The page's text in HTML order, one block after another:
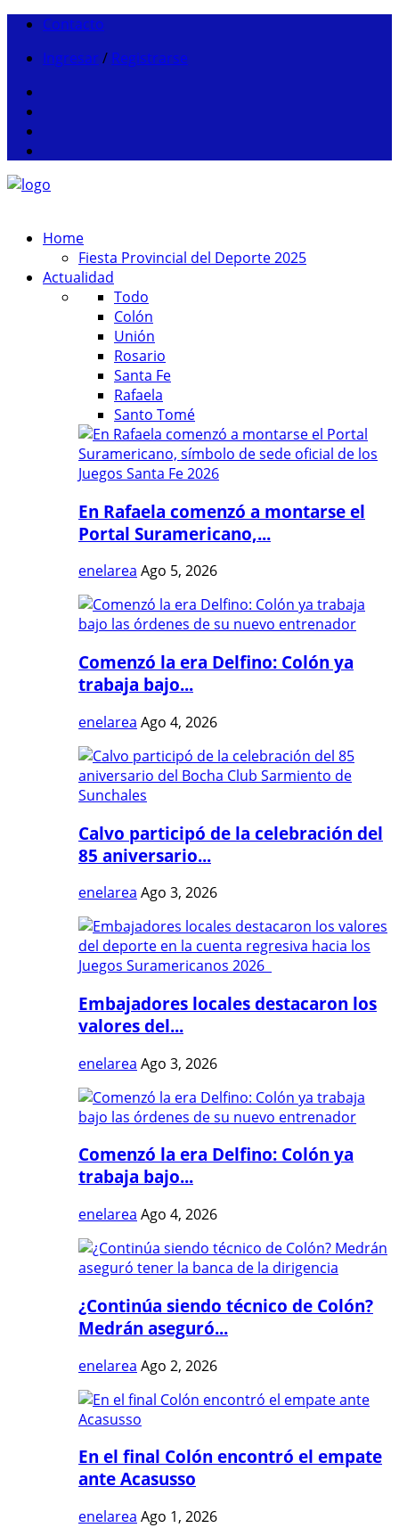
Contacto
Ingresar / Registrarse
Home
Fiesta Provincial del Deporte 2025
Actualidad
Todo
Colón
Unión
Rosario
Santa Fe
Rafaela
Santo Tomé
En Rafaela comenzó a montarse el
Portal Suramericano,...
enelarea Ago 5, 2026
Comenzó la era Delfino: Colón ya
trabaja bajo...
enelarea Ago 4, 2026
Calvo participó de la celebración del
85 aniversario...
enelarea Ago 3, 2026
Embajadores locales destacaron los
valores del...
enelarea Ago 3, 2026
Comenzó la era Delfino: Colón ya
trabaja bajo...
enelarea Ago 4, 2026
¿Continúa siendo técnico de Colón?
Medrán aseguró...
enelarea Ago 2, 2026
En el final Colón encontró el empate
ante Acasusso
enelarea Ago 1, 2026